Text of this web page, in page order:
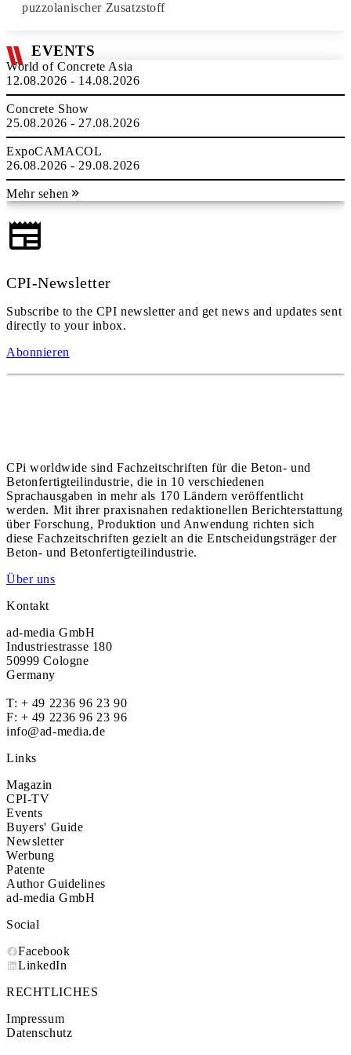
puzzolanischer Zusatzstoff
EVENTS
World of Concrete Asia
12.08.2026 - 14.08.2026
Concrete Show
25.08.2026 - 27.08.2026
ExpoCAMACOL
26.08.2026 - 29.08.2026
Mehr sehen
CPI-Newsletter
Subscribe to the CPI newsletter and get news and updates sent
directly to your inbox.
Abonnieren
CPi worldwide sind Fachzeitschriften für die Beton- und
Betonfertigteilindustrie, die in 10 verschiedenen
Sprachausgaben in mehr als 170 Ländern veröffentlicht
werden. Mit ihrer praxisnahen redaktionellen Berichterstattung
über Forschung, Produktion und Anwendung richten sich
diese Fachzeitschriften gezielt an die Entscheidungsträger der
Beton- und Betonfertigteilindustrie.
Über uns
Kontakt
ad-media GmbH
Industriestrasse 180
50999 Cologne
Germany
T: + 49 2236 96 23 90
F: + 49 2236 96 23 96
info@ad-media.de
Links
Magazin
CPI-TV
Events
Buyers' Guide
Newsletter
Werbung
Patente
Author Guidelines
ad-media GmbH
Social
Facebook
LinkedIn
RECHTLICHES
Impressum
Datenschutz